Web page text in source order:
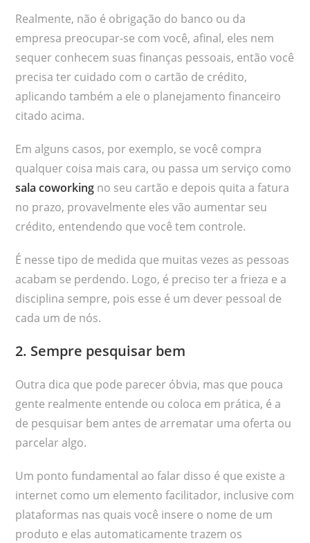
Realmente, não é obrigação do banco ou da
empresa preocupar-se com você, afinal, eles nem
sequer conhecem suas finanças pessoais, então você
precisa ter cuidado com o cartão de crédito,
aplicando também a ele o planejamento financeiro
citado acima.
Em alguns casos, por exemplo, se você compra
qualquer coisa mais cara, ou passa um serviço como
sala coworking no seu cartão e depois quita a fatura
no prazo, provavelmente eles vão aumentar seu
crédito, entendendo que você tem controle.
É nesse tipo de medida que muitas vezes as pessoas
acabam se perdendo. Logo, é preciso ter a frieza e a
disciplina sempre, pois esse é um dever pessoal de
cada um de nós.
2. Sempre pesquisar bem
Outra dica que pode parecer óbvia, mas que pouca
gente realmente entende ou coloca em prática, é a
de pesquisar bem antes de arrematar uma oferta ou
parcelar algo.
Um ponto fundamental ao falar disso é que existe a
internet como um elemento facilitador, inclusive com
plataformas nas quais você insere o nome de um
produto e elas automaticamente trazem os